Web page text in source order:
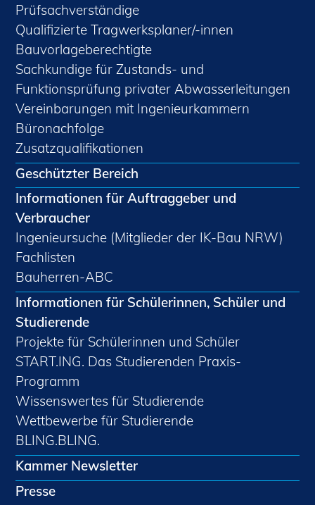
Prüfsachverständige
Qualifizierte Tragwerksplaner/-innen
Bauvorlageberechtigte
Sachkundige für Zustands- und
Funktionsprüfung privater Abwasserleitungen
Vereinbarungen mit Ingenieurkammern
Büronachfolge
Zusatzqualifikationen
Geschützter Bereich
Informationen für Auftraggeber und
Verbraucher
Ingenieursuche (Mitglieder der IK-Bau NRW)
Fachlisten
Bauherren-ABC
Informationen für Schülerinnen, Schüler und
Studierende
Projekte für Schülerinnen und Schüler
START.ING. Das Studierenden Praxis-
Programm
Wissenswertes für Studierende
Wettbewerbe für Studierende
BLING.BLING.
Kammer Newsletter
Presse